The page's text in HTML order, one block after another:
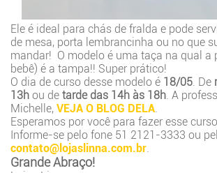
Ele é ideal para chás de fralda e pode
de mesa, porta lembrancinha ou no que
mandar! O modelo é uma taça na qual a
bebê) é a tampa!! Super prático!
O dia de curso desse modelo é 18/05 . De
13h ou de tarde das 14h às 18h . A
Michelle, VEJA O BLOG DELA
Esperamos por você para fazer esse curso.
Informe-se pelo fone 51 2121-3333 ou
contato@lojaslinna.com.br
Grande Abraço!